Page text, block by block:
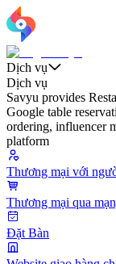
Dịch vụ
Dịch vụ
Savyu provides
Google table
ordering, influencer
platform
Thương mại với
Thương mại qua
Đặt Bàn